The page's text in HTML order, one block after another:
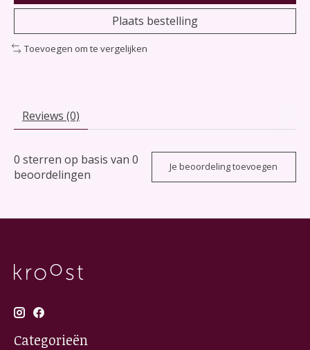
Plaats bestelling
Toevoegen om te vergelijken
Reviews (0)
0 sterren op basis van 0
beoordelingen
Je beoordeling toevoegen
Categorieën